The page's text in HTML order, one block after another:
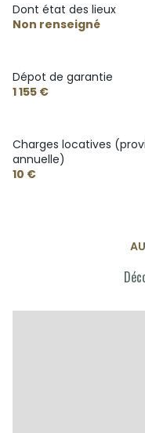
Dont état des lieux
Non renseigné
Dépot de garantie
1 155 €
Charges locatives
annuelle)
10 €